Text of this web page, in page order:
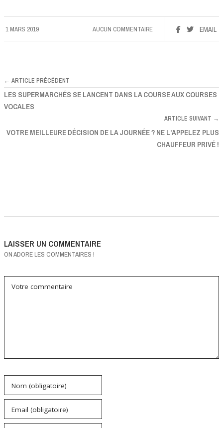
1 MARS 2019 EMAIL
AUCUN COMMENTAIRE
← ARTICLE PRÉCÉDENT
LES SUPERMARCHÉS SE LANCENT DANS LA COURSE AUX COURSES
VOCALES
ARTICLE SUIVANT →
VOTRE MEILLEURE DÉCISION DE LA JOURNÉE ? NE L'APPELEZ PLUS
CHAUFFEUR PRIVÉ !
LAISSER UN COMMENTAIRE
ON ADORE LES COMMENTAIRES !
Votre commentaire
Nom (obligatoire)
Email (obligatoire)